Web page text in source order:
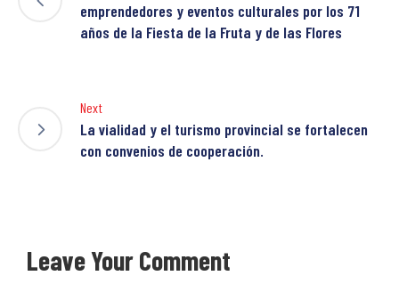
emprendedores y eventos culturales por los 71
años de la Fiesta de la Fruta y de las Flores
Next
La vialidad y el turismo provincial se fortalecen
con convenios de cooperación.
Leave Your Comment